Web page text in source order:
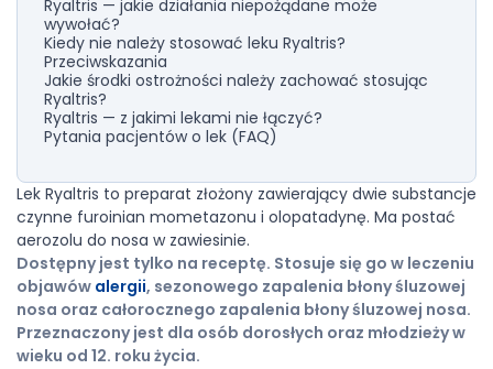
Lek Ryaltris to preparat złożony zawierający dwie substancje
czynne furoinian mometazonu i olopatadynę. Ma postać
aerozolu do nosa w zawiesinie.
Dostępny jest tylko na receptę. Stosuje się go w leczeniu
objawów alergii, sezonowego zapalenia błony śluzowej
nosa oraz całorocznego zapalenia błony śluzowej nosa.
Przeznaczony jest dla osób dorosłych oraz młodzieży w
wieku od 12. roku życia.
Ryaltris — jakie działania niepożądane może
wywołać?
Kiedy nie należy stosować leku Ryaltris?
Przeciwskazania
Jakie środki ostrożności należy zachować stosując
Ryaltris?
Ryaltris — z jakimi lekami nie łączyć?
Pytania pacjentów o lek (FAQ)